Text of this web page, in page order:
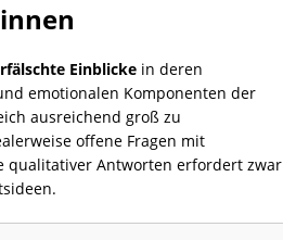
Einblicke in deren
emotionalen Komponenten der
ausreichend groß zu
offene Fragen mit
qualitativer Antworten erfordert zwar